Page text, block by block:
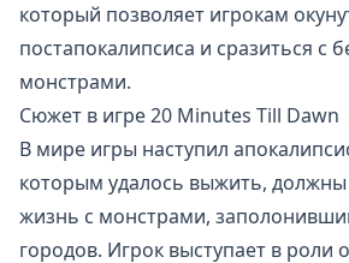
который позволяет игрокам
постапокалипсиса и сразиться с
монстрами.
Сюжет в игре 20 Minutes Till Dawn
В мире игры наступил
которым удалось выжить, должны
жизнь с монстрами,
городов. Игрок выступает в роли